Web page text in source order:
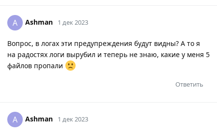
A Ashman 1 дек 2023
Вопрос, в логах эти предупреждения будут видны? А то я
на радостях логи вырубил и теперь не знаю, какие у меня 5
файлов пропали
Ответить
A Ashman 1 дек 2023